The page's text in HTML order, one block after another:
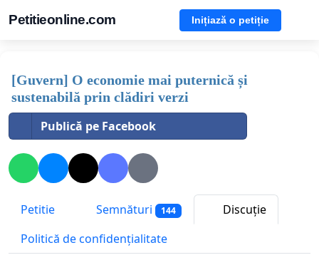
Petitieonline.com Inițiază o petiție
[Guvern] O economie mai puternică și
sustenabilă prin clădiri verzi
Publică pe Facebook
Petitie Semnături 144
Discuție
Politică de confidențialitate